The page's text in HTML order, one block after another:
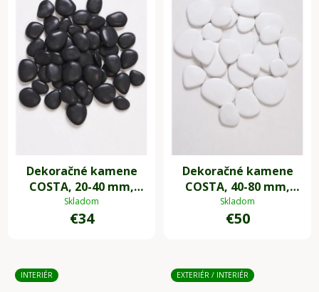
Dekoračné kamene
COSTA, 20-40 mm,
plast, čierna
Skladom
€34
Dekoračné kamene
COSTA, 40-80 mm,
plast, biela
Skladom
€50
INTERIÉR EXTERIÉR / INTERIÉR